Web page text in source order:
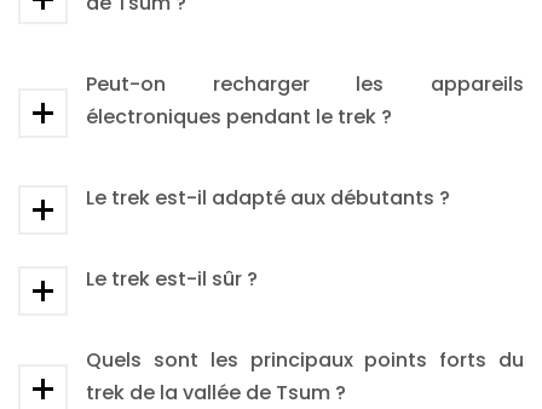
Peut-on recharger les appareils
électroniques pendant le trek ?
Le trek est-il adapté aux débutants ?
Le trek est-il sûr ?
Quels sont les principaux points forts du
trek de la vallée de Tsum ?